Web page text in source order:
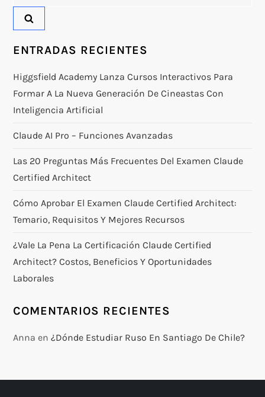
ENTRADAS RECIENTES
Higgsfield Academy Lanza Cursos Interactivos Para
Formar A La Nueva Generación De Cineastas Con
Inteligencia Artificial
Claude AI Pro – Funciones Avanzadas
Las 20 Preguntas Más Frecuentes Del Examen Claude
Certified Architect
Cómo Aprobar El Examen Claude Certified Architect:
Temario, Requisitos Y Mejores Recursos
¿Vale La Pena La Certificación Claude Certified
Architect? Costos, Beneficios Y Oportunidades
Laborales
COMENTARIOS RECIENTES
Anna en¿Dónde Estudiar Ruso En Santiago De Chile?